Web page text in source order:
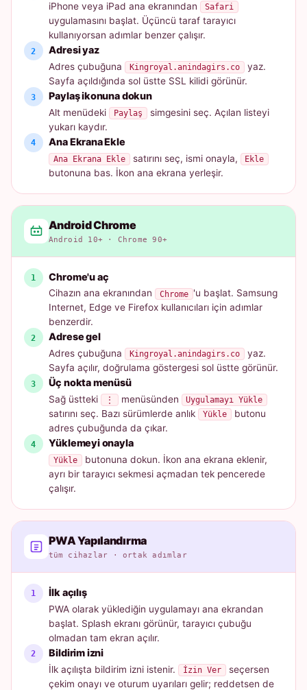
iPhone veya iPad ana ekranından Safari
uygulamasını başlat. Üçüncü taraf tarayıcı
kullanıyorsan adımlar benzer çalışır.
Adresi yaz
Adres çubuğuna Kingroyal.anindagirs.co
yaz.
Sayfa açıldığında sol üstte SSL kilidi görünür.
Paylaş ikonuna dokun
Alt menüdeki Paylaş
simgesini seç. Açılan listeyi
yukarı kaydır.
Ana Ekrana Ekle
Ana Ekrana Ekle satırını seç, ismi onayla, Ekle
butonuna bas. İkon ana ekrana yerleşir.
Android Chrome
Android 10+ · Chrome 90+
Chrome'u aç
Cihazın ana ekranından Chrome 'u başlat. Samsung
Internet, Edge ve Firefox kullanıcıları için adımlar
benzerdir.
Adrese gel
Adres çubuğuna Kingroyal.anindagirs.co
yaz.
Sayfa açılır, doğrulama göstergesi sol üstte görünür.
Üç nokta menüsü
Sağ üstteki ⋮ menüsünden Uygulamayı Yükle
satırını seç. Bazı sürümlerde anlık Yükle
butonu
adres çubuğunda da çıkar.
Yüklemeyi onayla
Yükle
butonuna dokun. İkon ana ekrana eklenir,
ayrı bir tarayıcı sekmesi açmadan tek pencerede
çalışır.
PWA Yapılandırma
tüm cihazlar · ortak adımlar
İlk açılış
PWA olarak yüklediğin uygulamayı ana ekrandan
başlat. Splash ekranı görünür, tarayıcı çubuğu
olmadan tam ekran açılır.
Bildirim izni
İlk açılışta bildirim izni istenir. İzin Ver
seçersen
çekim onayı ve oturum uyarıları gelir; reddetsen de